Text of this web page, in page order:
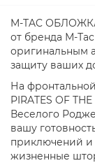
M-TAC
от бренда М-
оригинальным
защиту ваших
На
PIRATES OF
Веселого
вашу
приключений и
жизненные